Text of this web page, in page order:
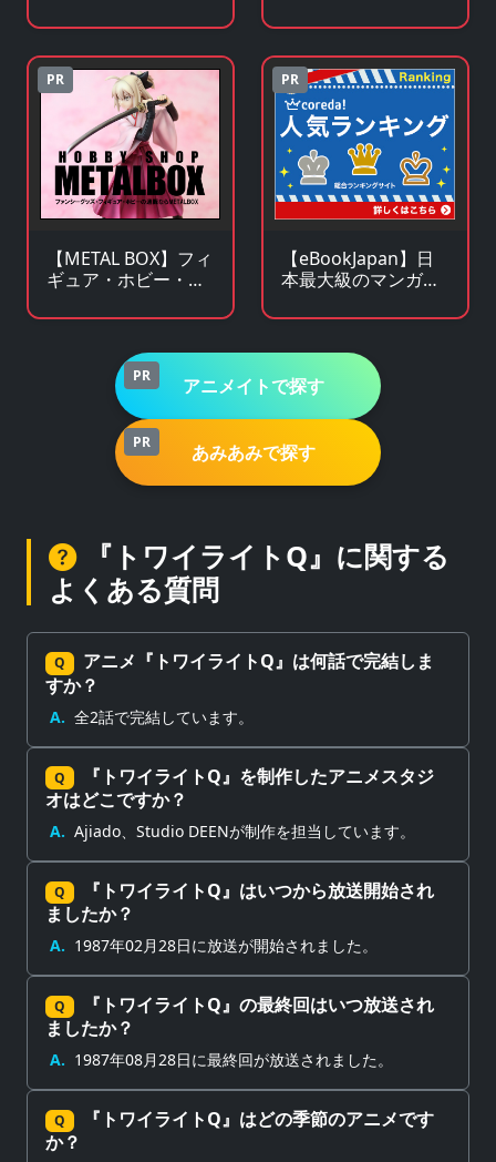
ッズの通販サイト
サイト
PR
【METAL BOX】フィ
ギュア・ホビー・フ
販サイト
PR
【eBookJapan】日
本最大級のマンガ
イト
PR アニメイトで探す
PR あみあみで探す
『トワイライトQ』に関する
よくある質問
Q
アニメ『トワイライトQ』は何話で完結しま
すか？
A. 全2話で完結しています。
Q
『トワイライトQ』を制作したアニメスタジ
オはどこですか？
A. Ajiado、Studio DEENが制作を担当しています。
Q
『トワイライトQ』はいつから放送開始され
ましたか？
A. 1987年02月28日に放送が開始されました。
Q
『トワイライトQ』の最終回はいつ放送され
ましたか？
A. 1987年08月28日に最終回が放送されました。
Q
『トワイライトQ』はどの季節のアニメです
か？